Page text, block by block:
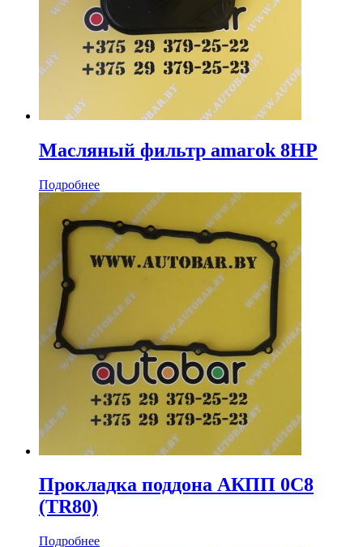
Масляный фильтр amarok 8HP
Подробнее
Прокладка поддона АКПП 0C8
(TR80)
Подробнее